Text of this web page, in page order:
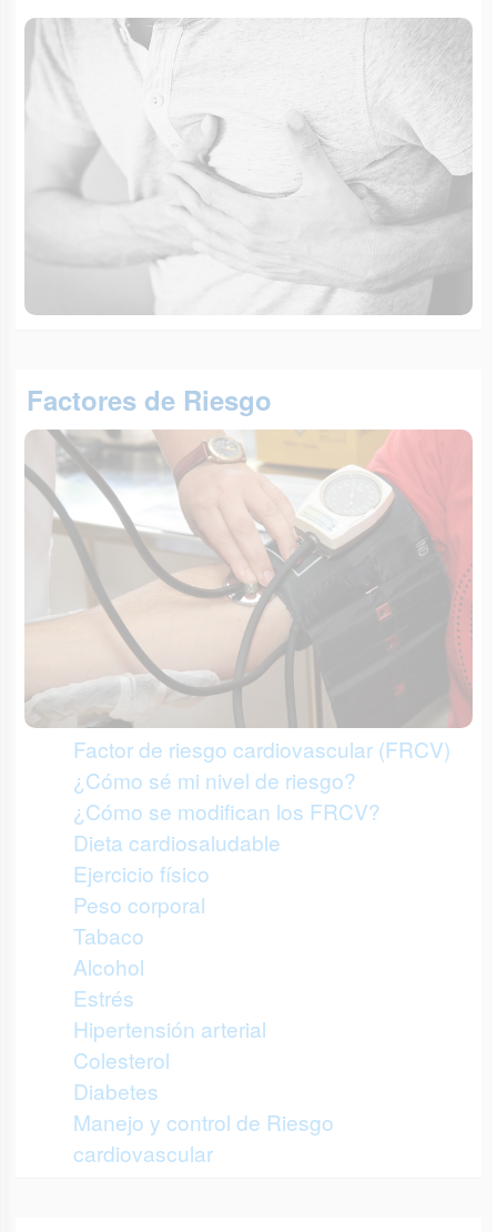
Factores de Riesgo
Factor de riesgo cardiovascular (FRCV)
¿Cómo sé mi nivel de riesgo?
¿Cómo se modifican los FRCV?
Dieta cardiosaludable
Ejercicio físico
Peso corporal
Tabaco
Alcohol
Estrés
Hipertensión arterial
Colesterol
Diabetes
Manejo y control de Riesgo
cardiovascular